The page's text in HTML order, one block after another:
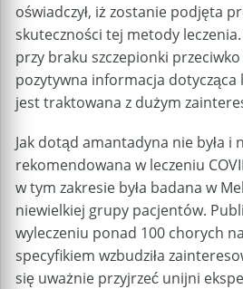
oświadczył, iż zostanie podjęta
skuteczności tej metody
przy braku szczepionki przeciwko
pozytywna informacja
jest traktowana z dużym
Jak dotąd amantadyna nie była i
rekomendowana w leczeniu
w tym zakresie była badana w
niewielkiej grupy pacjentów.
wyleczeniu ponad 100 chorych
specyfikiem wzbudziła
się uważnie przyjrzeć unijni